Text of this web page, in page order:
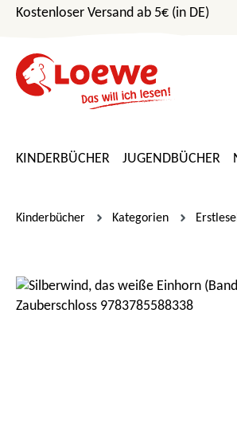
Hauptinhalt springen
Zur Suche springen
Zur Hauptnavigation springen
Kostenloser Versand ab 5€ (in DE)
KINDERBÜCHER JUGENDBÜCHER
Kinderbücher Kategorien
Bildergalerie überspringen